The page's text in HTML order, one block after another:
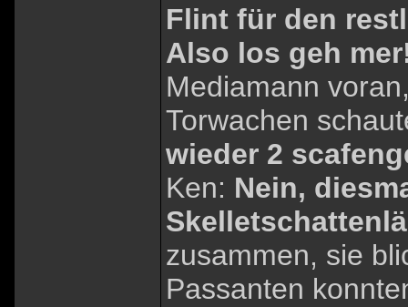
Flint für den
Also los geh
Mediamann
Torwachen
wieder 2
Ken: Nein,
zusammen, sie
Passanten